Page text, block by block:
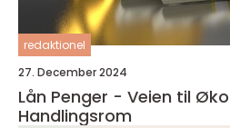
redaktionel
27. December 2024
Lån Penger - Veien til
Handlingsrom